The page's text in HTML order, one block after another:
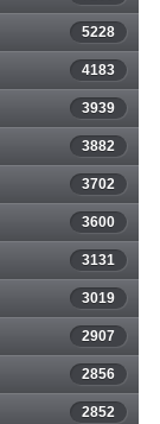
5228
4183
3939
3882
3702
3600
3131
3019
2907
2856
2852